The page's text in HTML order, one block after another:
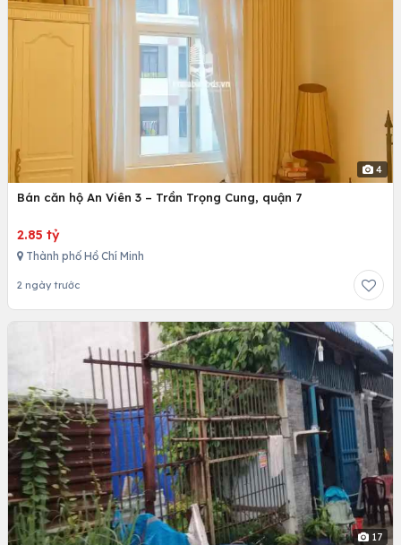
4
Bán căn hộ An Viên 3 – Trần Trọng Cung, quận 7
2.85 tỷ
Thành phố Hồ Chí Minh
2 ngày trước
17